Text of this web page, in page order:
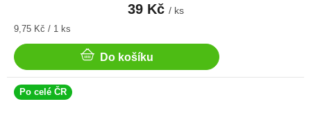
39 Kč / ks
Měrná
9,75 Kč / 1 ks
Do košíku
Po celé ČR